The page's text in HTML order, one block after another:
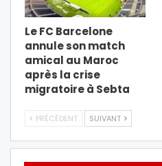
Le FC Barcelone
annule son match
amical au Maroc
après la crise
migratoire à Sebta
PRÉCÉDENT SUIVANT